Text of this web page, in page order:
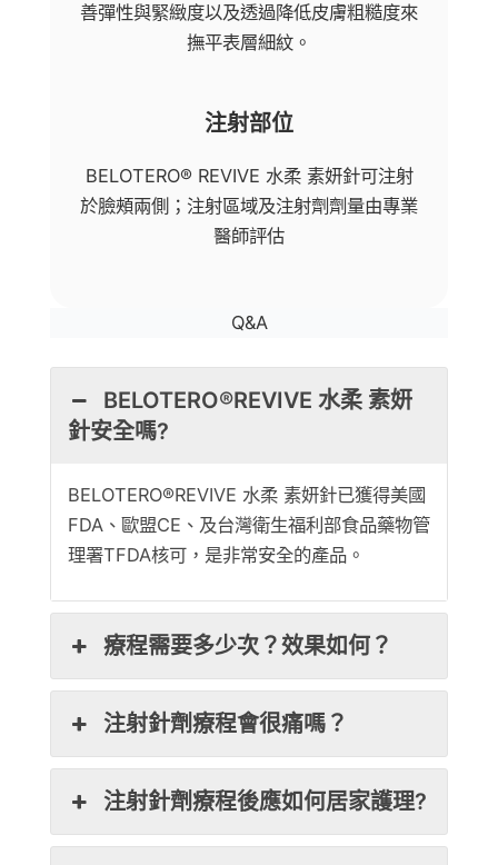
善彈性與緊緻度以及透過降低皮膚粗糙度來
撫平表層細紋。
注射部位
BELOTERO® REVIVE 水柔 素妍針可注射
於臉頰兩側；注射區域及注射劑劑量由專業
醫師評估
Q&A
BELOTERO®REVIVE 水柔 素妍
針安全嗎?
BELOTERO®REVIVE 水柔 素妍針已獲得美國
FDA、歐盟CE、及台灣衛生福利部食品藥物管
理署TFDA核可，是非常安全的產品。
療程需要多少次？效果如何？
注射針劑療程會很痛嗎？
注射針劑療程後應如何居家護理?